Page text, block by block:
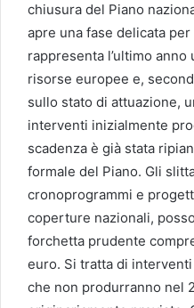
chiusura del Piano
apre una fase delicata per
rappresenta l’ultimo
risorse europee e,
sullo stato di attuazione,
interventi inizialmente
scadenza è già stata
formale del Piano. Gli
cronoprogrammi e
coperture nazionali,
forchetta prudente
euro. Si tratta di
che non produrranno nel